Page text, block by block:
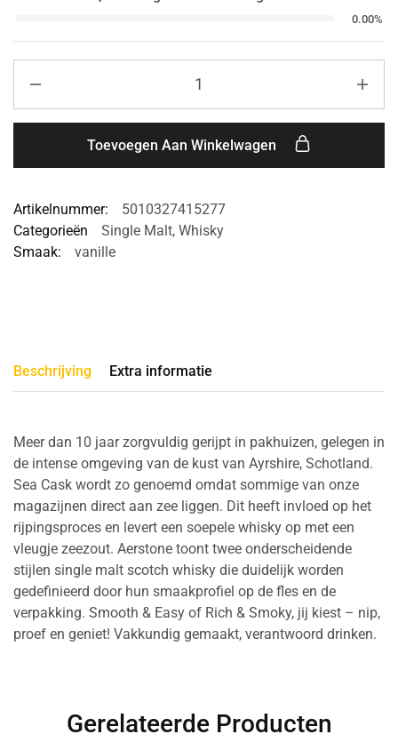
0.00%
Toevoegen Aan Winkelwagen
Artikelnummer:
5010327415277
Categorieën
Single Malt, Whisky
Smaak:
vanille
Beschrijving Extra informatie
Meer dan 10 jaar zorgvuldig gerijpt in pakhuizen, gelegen in
de intense omgeving van de kust van Ayrshire, Schotland.
Sea Cask wordt zo genoemd omdat sommige van onze
magazijnen direct aan zee liggen. Dit heeft invloed op het
rijpingsproces en levert een soepele whisky op met een
vleugje zeezout. Aerstone toont twee onderscheidende
stijlen single malt scotch whisky die duidelijk worden
gedefinieerd door hun smaakprofiel op de fles en de
verpakking. Smooth & Easy of Rich & Smoky, jij kiest – nip,
proef en geniet! Vakkundig gemaakt, verantwoord drinken.
Gerelateerde Producten